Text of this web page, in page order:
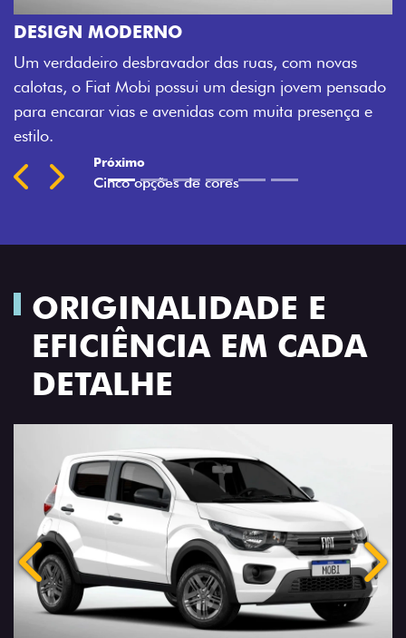
e
O Fiat Mobi tem sempre uma opção de cor que é a
sua cara. Escolha entre o Preto Vulcano, Vermelho
Montecarlo, Branco Banchisa, Prata Bari e Cinza
Silverstone.
ORIGINALIDADE E
EFICIÊNCIA EM CADA
DETALHE
Anterior